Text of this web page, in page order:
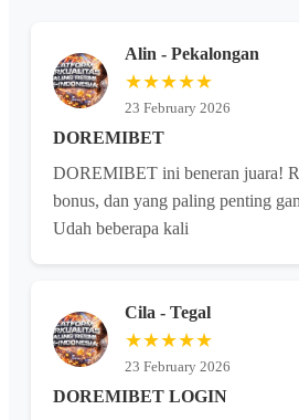
Alin - Pekalongan
★★★★★
23 February 2026
DOREMIBET
DOREMIBET ini beneran juara!
bonus, dan yang paling penting
Udah beberapa kali
Cila - Tegal
★★★★★
23 February 2026
DOREMIBET LOGIN